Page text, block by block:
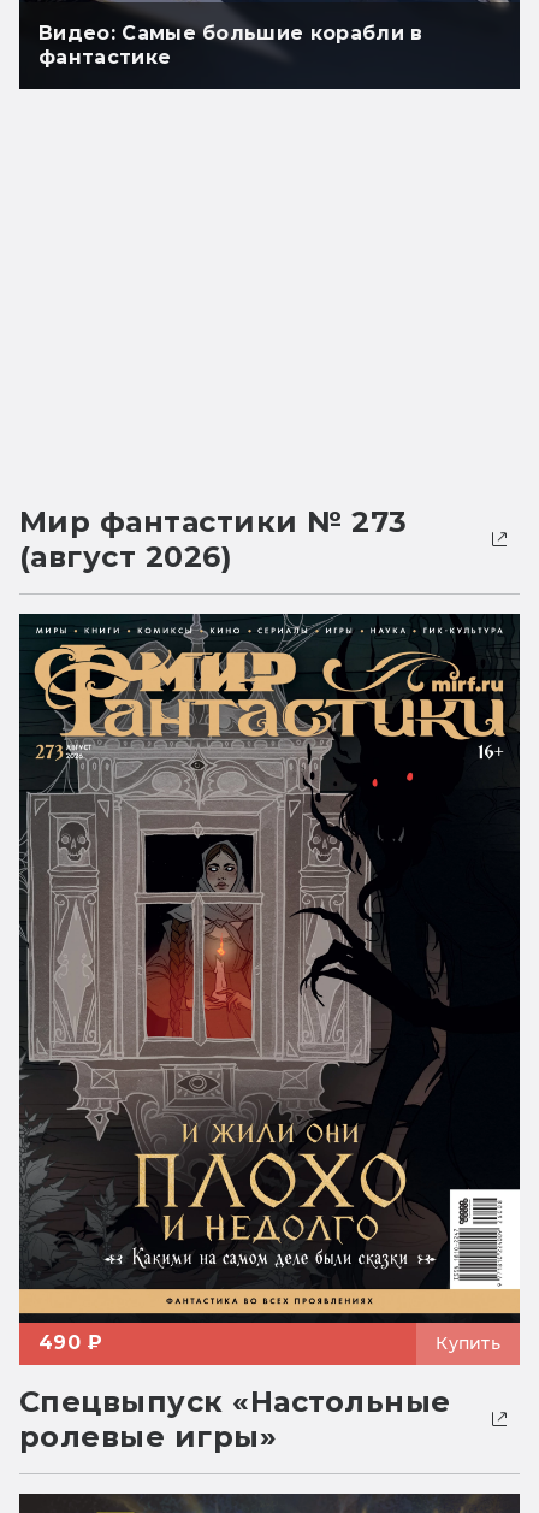
Видео: Самые большие корабли в
фантастике
Мир фантастики № 273
(август 2026)
490 ₽ Купить
Спецвыпуск «Настольные
ролевые игры»